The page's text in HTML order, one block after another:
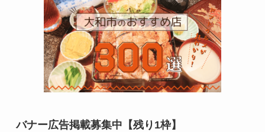
バナー広告掲載募集中【残り1枠】